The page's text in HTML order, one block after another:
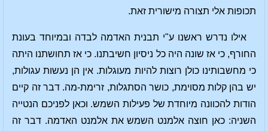
תכופות אלי תצורה מישורית זאת.
אילו נדרש ראשנו ע"י תבנית האדמה לבדה ובמיוחד בעונת
החורף, כי אז שונה היה כל ניסיון חשיבתנו. כי אז תחושתנו היתה
כי מחשבותינו כולן רוצות להיות מעוגלות. אין הן נעשות עגולות,
יש בהן קלות מסוימת, כושר הסתגלות, זרימת-מה. דבר זה קיים
הודות להכוונה מיוחדת של פעילות השמש. וכאן לפניכם הנטייה
השניה: כאן חוצה אלמנט השמש את אלמנט האדמה. דבר זה